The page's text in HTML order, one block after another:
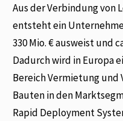
Aus der Verbindung von
entsteht ein
330 Mio. € ausweist und
Dadurch wird in Europa
Bereich Vermietung
Bauten in den
Rapid Deployment